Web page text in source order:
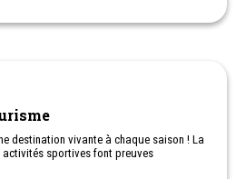
destination vivante à chaque saison ! La
activités sportives font preuves